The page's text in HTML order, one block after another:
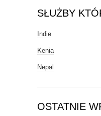
SŁUŻBY
Indie
Kenia
Nepal
OSTATNIE